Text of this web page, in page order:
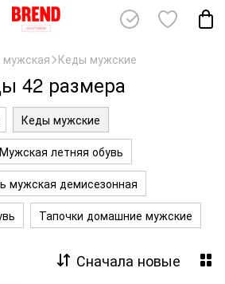
мужская Кеды мужские
42 размера
Кеды мужские
Мужская летняя обувь
мужская демисезонная
Тапочки домашние мужские
Сначала новые